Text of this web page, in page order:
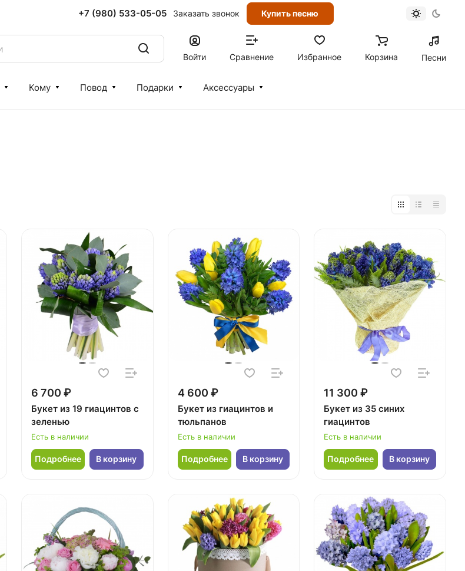
+7 (980) 533-05-05 Заказать звонок Купить песню
Войти Сравнение Избранное Корзина Песни
Кому Повод Подарки Аксессуары
6 700 ₽
Букет из 19 гиацинтов с
зеленью
Есть в наличии
Подробнее В корзину
4 600 ₽
Букет из гиацинтов и
тюльпанов
Есть в наличии
Подробнее В корзину
11 300 ₽
Букет из 35 синих
гиацинтов
Есть в наличии
Подробнее В корзину